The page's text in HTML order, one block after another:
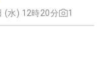
(水) 12時20分 1